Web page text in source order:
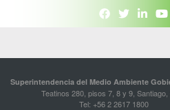
Superintendencia del Medio Ambiente
Teatinos 280, pisos 7, 8 y 9, Santiago,
Tel: +56 2 2617 1800